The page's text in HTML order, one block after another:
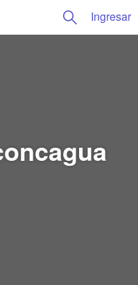
Ingresar